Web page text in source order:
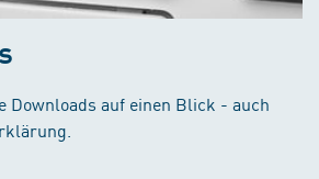
Downloads auf einen Blick - auch